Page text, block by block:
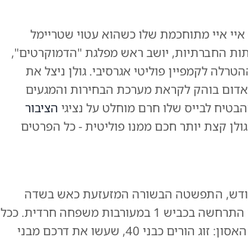
איי מתוחכמת שלו כשהוא עטוי שטריימל
החברתיות, יושב ראש מפלגת "הדמוקרטים",
לקמפיין פוליטי אגרסיבי. גולן ניצל את
אדום בוהק לקראת מערכת הבחירות והמגעים
לבייס שלו חרם מוחלט על נציגי הציבור
קצת יותר חכם ממנו פוליטית - כל הפרטים
התפשטה הבשורה המזעזעת כאש בשדה
קוצים: תאונת דרכים מחרידה התרחשה בכביש 1 במעורבות משפחה חרדית. ככל
שחלפו הדקות התבררו ממדי האסון: זוג הורים כבני 40, שעשו את דרכם מבני